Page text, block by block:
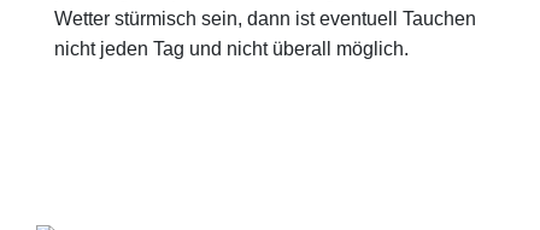
Wetter stürmisch sein, dann ist eventuell Tauchen
nicht jeden Tag und nicht überall möglich.